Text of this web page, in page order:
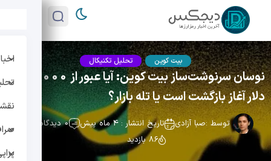
بیت کوین تحلیل تکنیکال
نوسان سرنوشت‌ساز بیت کوین: آیا عبور از 94,000
دلار آغاز بازگشت است یا تله بازار؟
توسط :صبا آزادی تاریخ انتشار : 4 ماه پیش
0 دیدگاه
86 بازدید